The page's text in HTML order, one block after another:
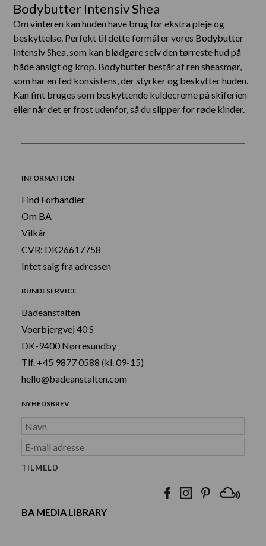
Bodybutter Intensiv Shea
Om vinteren kan huden have brug for ekstra pleje og
beskyttelse. Perfekt til dette formål er vores Bodybutter
Intensiv Shea, som kan blødgøre selv den tørreste hud på
både ansigt og krop. Bodybutter består af ren sheasmør,
som har en fed konsistens, der styrker og beskytter huden.
Kan fint bruges som beskyttende kuldecreme på skiferien
eller når det er frost udenfor, så du slipper for røde kinder.
INFORMATION
Find Forhandler
Om BA
Vilkår
CVR: DK26617758
Intet salg fra adressen
KUNDESERVICE
Badeanstalten
Voerbjergvej 40 S
DK-9400 Nørresundby
Tlf. +45 9877 0588 (kl. 09-15)
hello@badeanstalten.com
NYHEDSBREV
BA MEDIA LIBRARY